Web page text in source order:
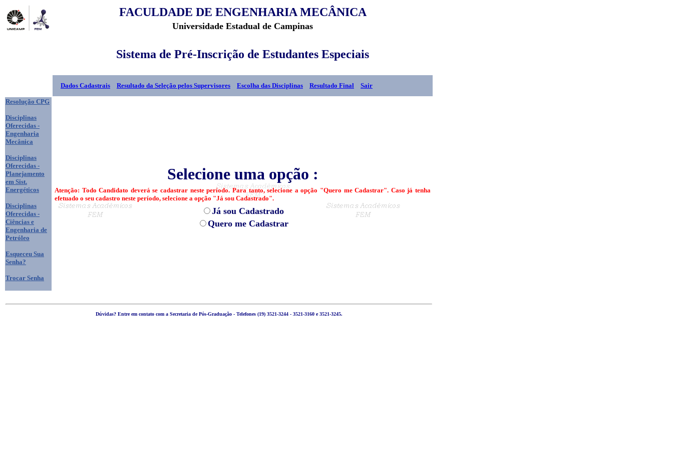
FACULDADE DE ENGENHARIA MECÂNICA
Universidade Estadual de Campinas
Sistema de Pré-Inscrição de Estudantes Especiais
Dados Cadastrais Resultado da Seleção pelos Supervisores Escolha das Disciplinas Resultado Final Sair
Resolução CPG
Disciplinas
Oferecidas -
Engenharia
Mecânica
Disciplinas
Oferecidas -
Planejamento
em Sist.
Energéticos
Disciplinas
Oferecidas -
Ciências e
Engenharia de
Petróleo
Esqueceu Sua
Senha?
Trocar Senha
Selecione uma opção :
Atenção: Todo Candidato deverá se cadastrar neste período. Para tanto, selecione a opção "Quero me Cadastrar". Caso já tenha
efetuado o seu cadastro neste período, selecione a opção "Já sou Cadastrado".
Já sou Cadastrado
Quero me Cadastrar
Dúvidas? Entre em contato com a Secretaria de Pós-Graduação - Telefones (19) 3521-3244 - 3521-3160 e 3521-3245.